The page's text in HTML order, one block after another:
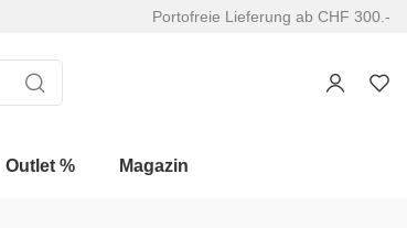
Portofreie Lieferung ab CHF 300.-
Outlet % Magazin